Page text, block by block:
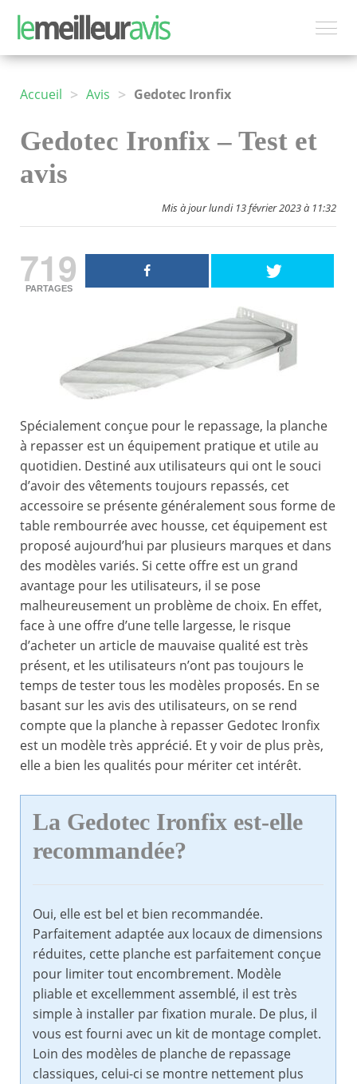
Accueil > Avis > Gedotec Ironfix
Gedotec Ironfix – Test et
avis
Mis à jour lundi 13 février 2023 à 11:32
719
PARTAGES
Spécialement conçue pour le repassage, la planche
à repasser est un équipement pratique et utile au
quotidien. Destiné aux utilisateurs qui ont le souci
d’avoir des vêtements toujours repassés, cet
accessoire se présente généralement sous forme de
table rembourrée avec housse, cet équipement est
proposé aujourd’hui par plusieurs marques et dans
des modèles variés. Si cette offre est un grand
avantage pour les utilisateurs, il se pose
malheureusement un problème de choix. En effet,
face à une offre d’une telle largesse, le risque
d’acheter un article de mauvaise qualité est très
présent, et les utilisateurs n’ont pas toujours le
temps de tester tous les modèles proposés. En se
basant sur les avis des utilisateurs, on se rend
compte que la planche à repasser Gedotec Ironfix
est un modèle très apprécié. Et y voir de plus près,
elle a bien les qualités pour mériter cet intérêt.
La Gedotec Ironfix est-elle
recommandée?
Oui, elle est bel et bien recommandée.
Parfaitement adaptée aux locaux de dimensions
réduites, cette planche est parfaitement conçue
pour limiter tout encombrement. Modèle
pliable et excellemment assemblé, il est très
simple à installer par fixation murale. De plus, il
vous est fourni avec un kit de montage complet.
Loin des modèles de planche de repassage
classiques, celui-ci se montre nettement plus